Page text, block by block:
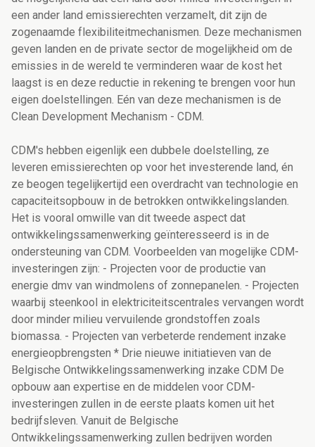
een ander land emissierechten verzamelt, dit zijn de
zogenaamde flexibiliteitmechanismen. Deze mechanismen
geven landen en de private sector de mogelijkheid om de
emissies in de wereld te verminderen waar de kost het
laagst is en deze reductie in rekening te brengen voor hun
eigen doelstellingen. Eén van deze mechanismen is de
Clean Development Mechanism - CDM.
CDM's hebben eigenlijk een dubbele doelstelling, ze
leveren emissierechten op voor het investerende land, én
ze beogen tegelijkertijd een overdracht van technologie en
capaciteitsopbouw in de betrokken ontwikkelingslanden.
Het is vooral omwille van dit tweede aspect dat
ontwikkelingssamenwerking geïnteresseerd is in de
ondersteuning van CDM. Voorbeelden van mogelijke CDM-
investeringen zijn: - Projecten voor de productie van
energie dmv van windmolens of zonnepanelen. - Projecten
waarbij steenkool in elektriciteitscentrales vervangen wordt
door minder milieu vervuilende grondstoffen zoals
biomassa. - Projecten van verbeterde rendement inzake
energieopbrengsten * Drie nieuwe initiatieven van de
Belgische Ontwikkelingssamenwerking inzake CDM De
opbouw aan expertise en de middelen voor CDM-
investeringen zullen in de eerste plaats komen uit het
bedrijfsleven. Vanuit de Belgische
Ontwikkelingssamenwerking zullen bedrijven worden